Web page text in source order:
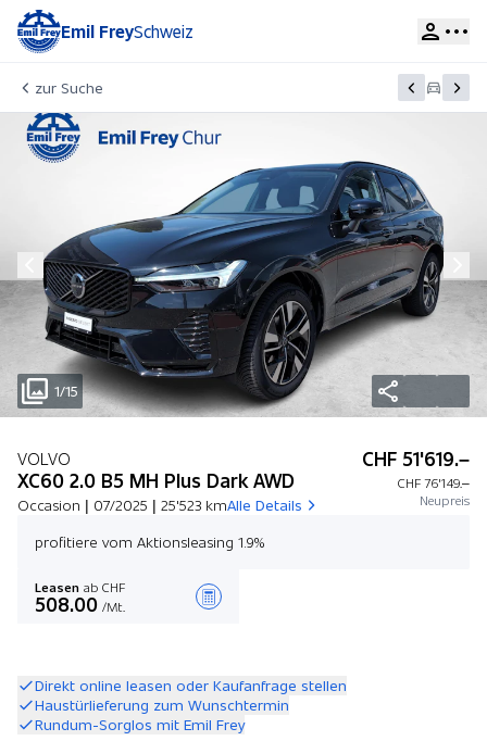
Emil FreySchweiz
zur Suche
1/15
VOLVO
XC60 2.0 B5 MH Plus Dark AWD
Occasion | 07/2025 | 25'523 kmAlle Details
CHF 51'619.–
CHF 76'149.–
Neupreis
profitiere vom Aktionsleasing 1.9%
Leasen ab CHF
508.00 /Mt.
Direkt online leasen oder Kaufanfrage stellen
Haustürlieferung zum Wunschtermin
Rundum-Sorglos mit Emil Frey